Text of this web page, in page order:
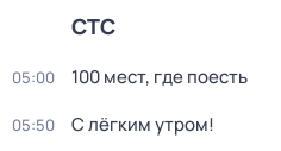
СТС
05:00 100 мест, гдe поеcть
05:50 С лёгким утром!